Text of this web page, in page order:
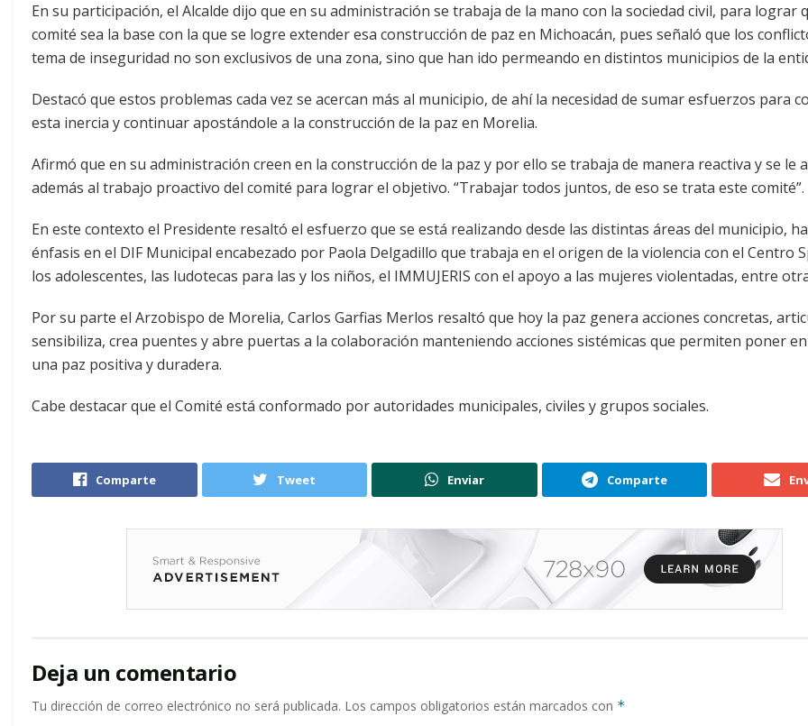
En su participación, el Alcalde dijo que en su administración se trabaja de la mano con la sociedad civil, para lograr
comité sea la base con la que se logre extender esa construcción de paz en Michoacán, pues señaló que los
tema de inseguridad no son exclusivos de una zona, sino que han ido permeando en distintos municipios de la
Destacó que estos problemas cada vez se acercan más al municipio, de ahí la necesidad de sumar esfuerzos para
esta inercia y continuar apostándole a la construcción de la paz en Morelia.
Afirmó que en su administración creen en la construcción de la paz y por ello se trabaja de manera reactiva y se le
además al trabajo proactivo del comité para lograr el objetivo. “Trabajar todos juntos, de eso se trata este comité”.
En este contexto el Presidente resaltó el esfuerzo que se está realizando desde las distintas áreas del municipio,
énfasis en el DIF Municipal encabezado por Paola Delgadillo que trabaja en el origen de la violencia con el Centro
los adolescentes, las ludotecas para las y los niños, el IMMUJERIS con el apoyo a las mujeres violentadas, entre
Por su parte el Arzobispo de Morelia, Carlos Garfias Merlos resaltó que hoy la paz genera acciones concretas,
sensibiliza, crea puentes y abre puertas a la colaboración manteniendo acciones sistémicas que permiten poner
una paz positiva y duradera.
Cabe destacar que el Comité está conformado por autoridades municipales, civiles y grupos sociales.
Comparte Tweet Enviar Comparte
Deja un comentario
Tu dirección de correo electrónico no será publicada. Los campos obligatorios están marcados con *